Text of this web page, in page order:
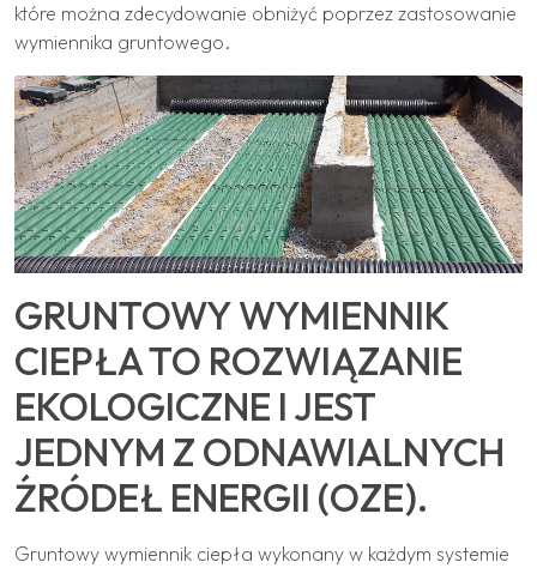
które można zdecydowanie obniżyć poprzez zastosowanie
wymiennika gruntowego.
GRUNTOWY WYMIENNIK
CIEPŁA TO ROZWIĄZANIE
EKOLOGICZNE I JEST
JEDNYM Z ODNAWIALNYCH
ŹRÓDEŁ ENERGII (OZE).
Gruntowy wymiennik ciepła wykonany w każdym systemie